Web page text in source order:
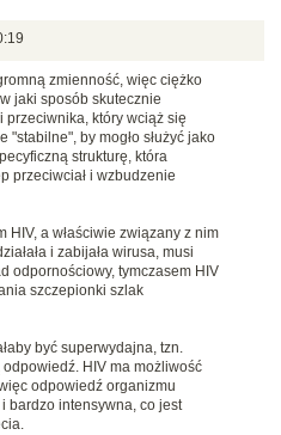
zmienność, więc ciężko
jaki sposób skutecznie
który wciąż się
"stabilne", by mogło służyć jako
strukturę, która
przeciwciał i wzbudzenie
HIV, a właściwie związany z nim
i zabijała wirusa, musi
odpornościowy, tymczasem HIV
szczepionki szlak
być superwydajna, tzn.
HIV ma możliwość
odpowiedź organizmu
bardzo intensywna, co jest